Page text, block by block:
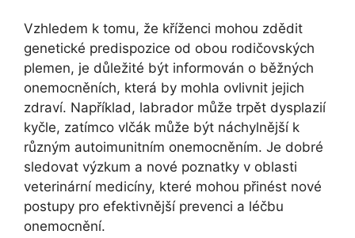
Vzhledem k tomu, že kříženci mohou zdědit
genetické predispozice od obou rodičovských
plemen, je důležité být informován o běžných
onemocněních, která by mohla ovlivnit jejich
zdraví. Například, labrador může trpět dysplazií
kyčle, zatímco vlčák může být náchylnější k
různým autoimunitním onemocněním. Je dobré
sledovat výzkum a nové poznatky v oblasti
veterinární medicíny, které mohou přinést nové
postupy pro efektivnější prevenci a léčbu
onemocnění.